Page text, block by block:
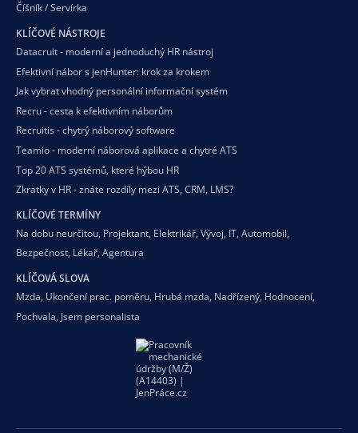
Číšník / Servírka
KLÍČOVÉ NÁSTROJE
Datacruit - moderní a jednoduchý HR nástroj
Efektivní nábor s jenHunter: krok za krokem
Jak vybrat vhodný personální informační systém
Recru - cesta k efektivním náborům
Recruitis - chytrý náborový software
Teamio - moderní náborová aplikace a chytré ATS
Top 20 ATS systémů, které hýbou HR
Zkratky v HR - znáte rozdíly mezi ATS, CRM, LMS?
KLÍČOVÉ TERMÍNY
Na dobu neurčitou, Projektant, Elektrikář, Vývoj, IT, Automobil,
Bezpečnost, Lékař, Agentura
KLÍČOVÁ SLOVA
Mzda, Ukončení prac. poměru, Hrubá mzda, Nadřízený, Hodnocení,
Pochvala, Jsem personalista